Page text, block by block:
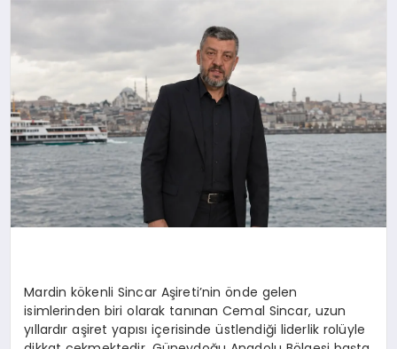
SIYASET
DÜNYA
EĞITIM
Mardin kökenli Sincar Aşireti’nin önde gelen
isimlerinden biri olarak tanınan Cemal Sincar, uzun
yıllardır aşiret yapısı içerisinde üstlendiği liderlik rolüyle